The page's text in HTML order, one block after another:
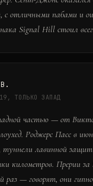
с отличными пабами и
Signal Hill стоил
ТОЛЬКО ЗАПАД
частью — от
Роджерс Пасс в
туннели лавинной
километров. Прерии за
раз — говорят, они